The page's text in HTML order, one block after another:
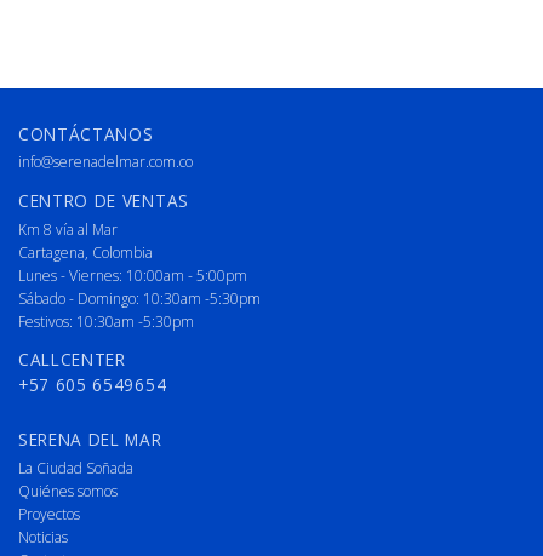
CONTÁCTANOS
info@serenadelmar.com.co
CENTRO DE VENTAS
Km 8 vía al Mar
Cartagena, Colombia
Lunes - Viernes: 10:00am - 5:00pm
Sábado - Domingo: 10:30am -5:30pm
Festivos: 10:30am -5:30pm
CALLCENTER
+57 605 6549654
SERENA DEL MAR
La Ciudad Soñada
Quiénes somos
Proyectos
Noticias